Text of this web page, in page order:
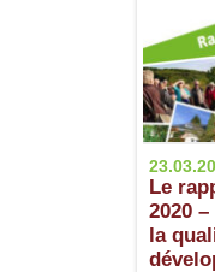
Le
2020
la